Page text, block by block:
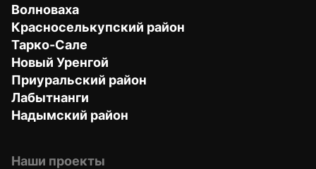
Волноваха
Красноселькупский район
Тарко-Сале
Новый Уренгой
Приуральский район
Лабытнанги
Надымский район
Наши проекты